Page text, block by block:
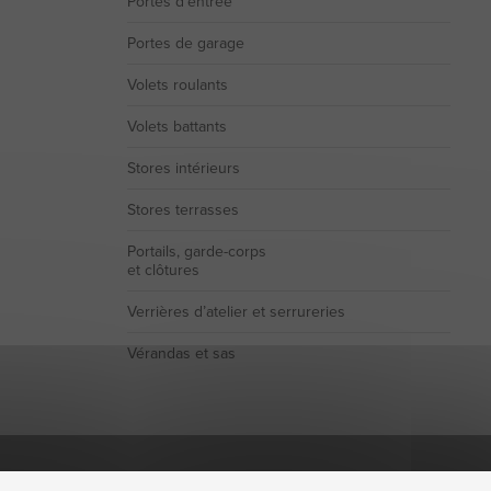
Portes de garage
Volets roulants
Volets battants
Stores intérieurs
Stores terrasses
Portails, garde-corps
et clôtures
Verrières d’atelier et serrureries
Vérandas et sas